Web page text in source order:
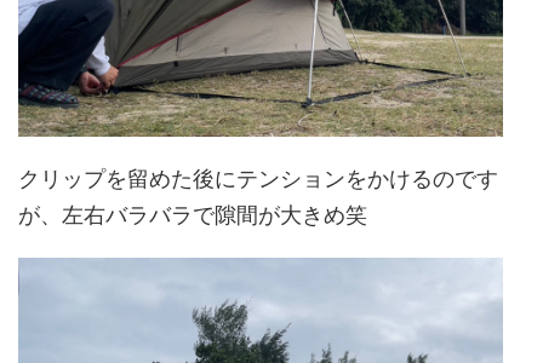
クリップを留めた後にテンションをかけるのです
が、左右バラバラで隙間が大きめ笑